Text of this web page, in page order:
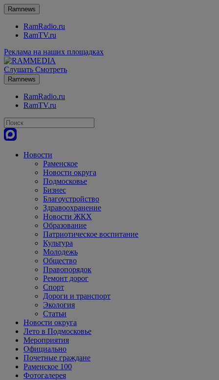
Ramnews
RamRadio.ru
RamTV.ru
Реклама на наших площадках
Слушать Смотреть
Ramnews
RamRadio.ru
RamTV.ru
Новости
Раменское
Новости округа
Подмосковье
Бизнес
Благоустройство
Здравоохранение
Новости ЖКХ
Образование
Патриотическое воспитание
Культура
Молодежь
Общество
Правопорядок
Ремонт дорог
Спорт
Дороги и транспорт
Экология
Статьи
Новости округа
Лето в Подмосковье
Мероприятия
Официально
Почетные граждане
Раменское 100
Фотогалерея